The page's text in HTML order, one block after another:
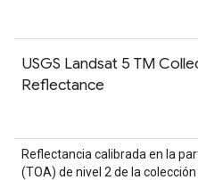
USGS Landsat 5 TM
Reflectance
Reflectancia calibrada en la
(TOA) de nivel 2 de la